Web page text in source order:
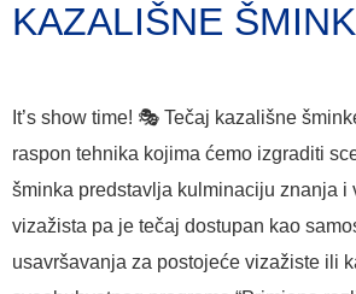
KAZALIŠNE
It’s show time! 🎭 Tečaj kazališne
raspon tehnika kojima ćemo izgraditi
šminka predstavlja kulminaciju znanja i
vizažista pa je tečaj dostupan kao
usavršavanja za postojeće vizažiste ili